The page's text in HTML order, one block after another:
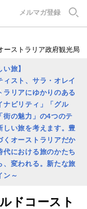
メルマガ登録
ーストラリア政府観光局
旅】
スト、サラ・オレイ
ラリアにゆかりのある
ナビリティ」「グル
街の魅力」の4つのテ
しい旅を考えます。豊
くオーストラリアだか
代における旅のかたち
、変われる。新たな旅
ン～
ドコースト